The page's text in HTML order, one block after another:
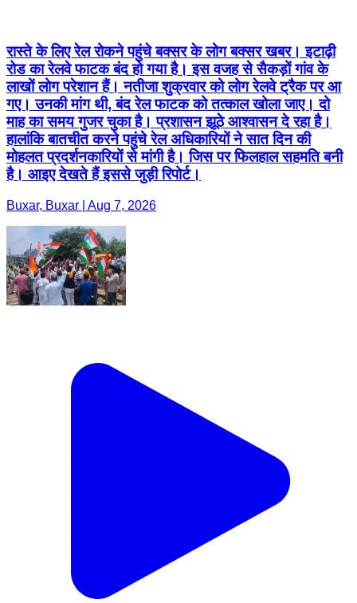
रास्ते के लिए रेल रोकने पहुंचे बक्सर के लोग बक्सर खबर। इटाढ़ी
रोड का रेलवे फाटक बंद हो गया है। इस वजह से सैकड़ों गांव के
लाखों लोग परेशान हैं। नतीजा शुक्रवार को लोग रेलवे ट्रैक पर आ
गए। उनकी मांग थी, बंद रेल फाटक को तत्काल खोला जाए। दो
माह का समय गुजर चुका है। प्रशासन झूठे आश्वासन दे रहा है।
हालांकि बातचीत करने पहुंचे रेल अधिकारियों ने सात दिन की
मोहलत प्रदर्शनकारियों से मांगी है। जिस पर फिलहाल सहमति बनी
है। आइए देखते हैं इससे जुड़ी रिपोर्ट।
Buxar, Buxar | Aug 7, 2026